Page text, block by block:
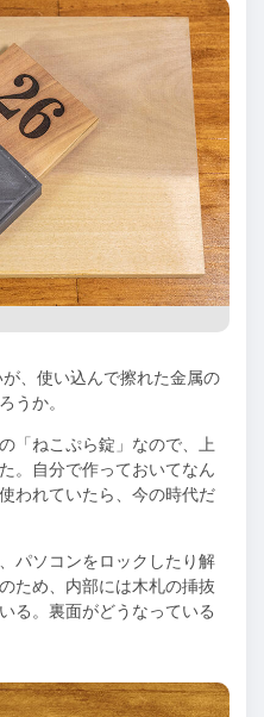
、使い込んで擦れた⾦属の
うか。
「ねこぷら錠」なので、上
。⾃分で作っておいてなん
われていたら、今の時代だ
パソコンをロックしたり解
ため、内部には⽊札の挿抜
る。裏⾯がどうなっている